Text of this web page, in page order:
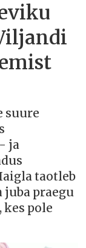
suure
ja
taotleb
juba praegu
kes pole